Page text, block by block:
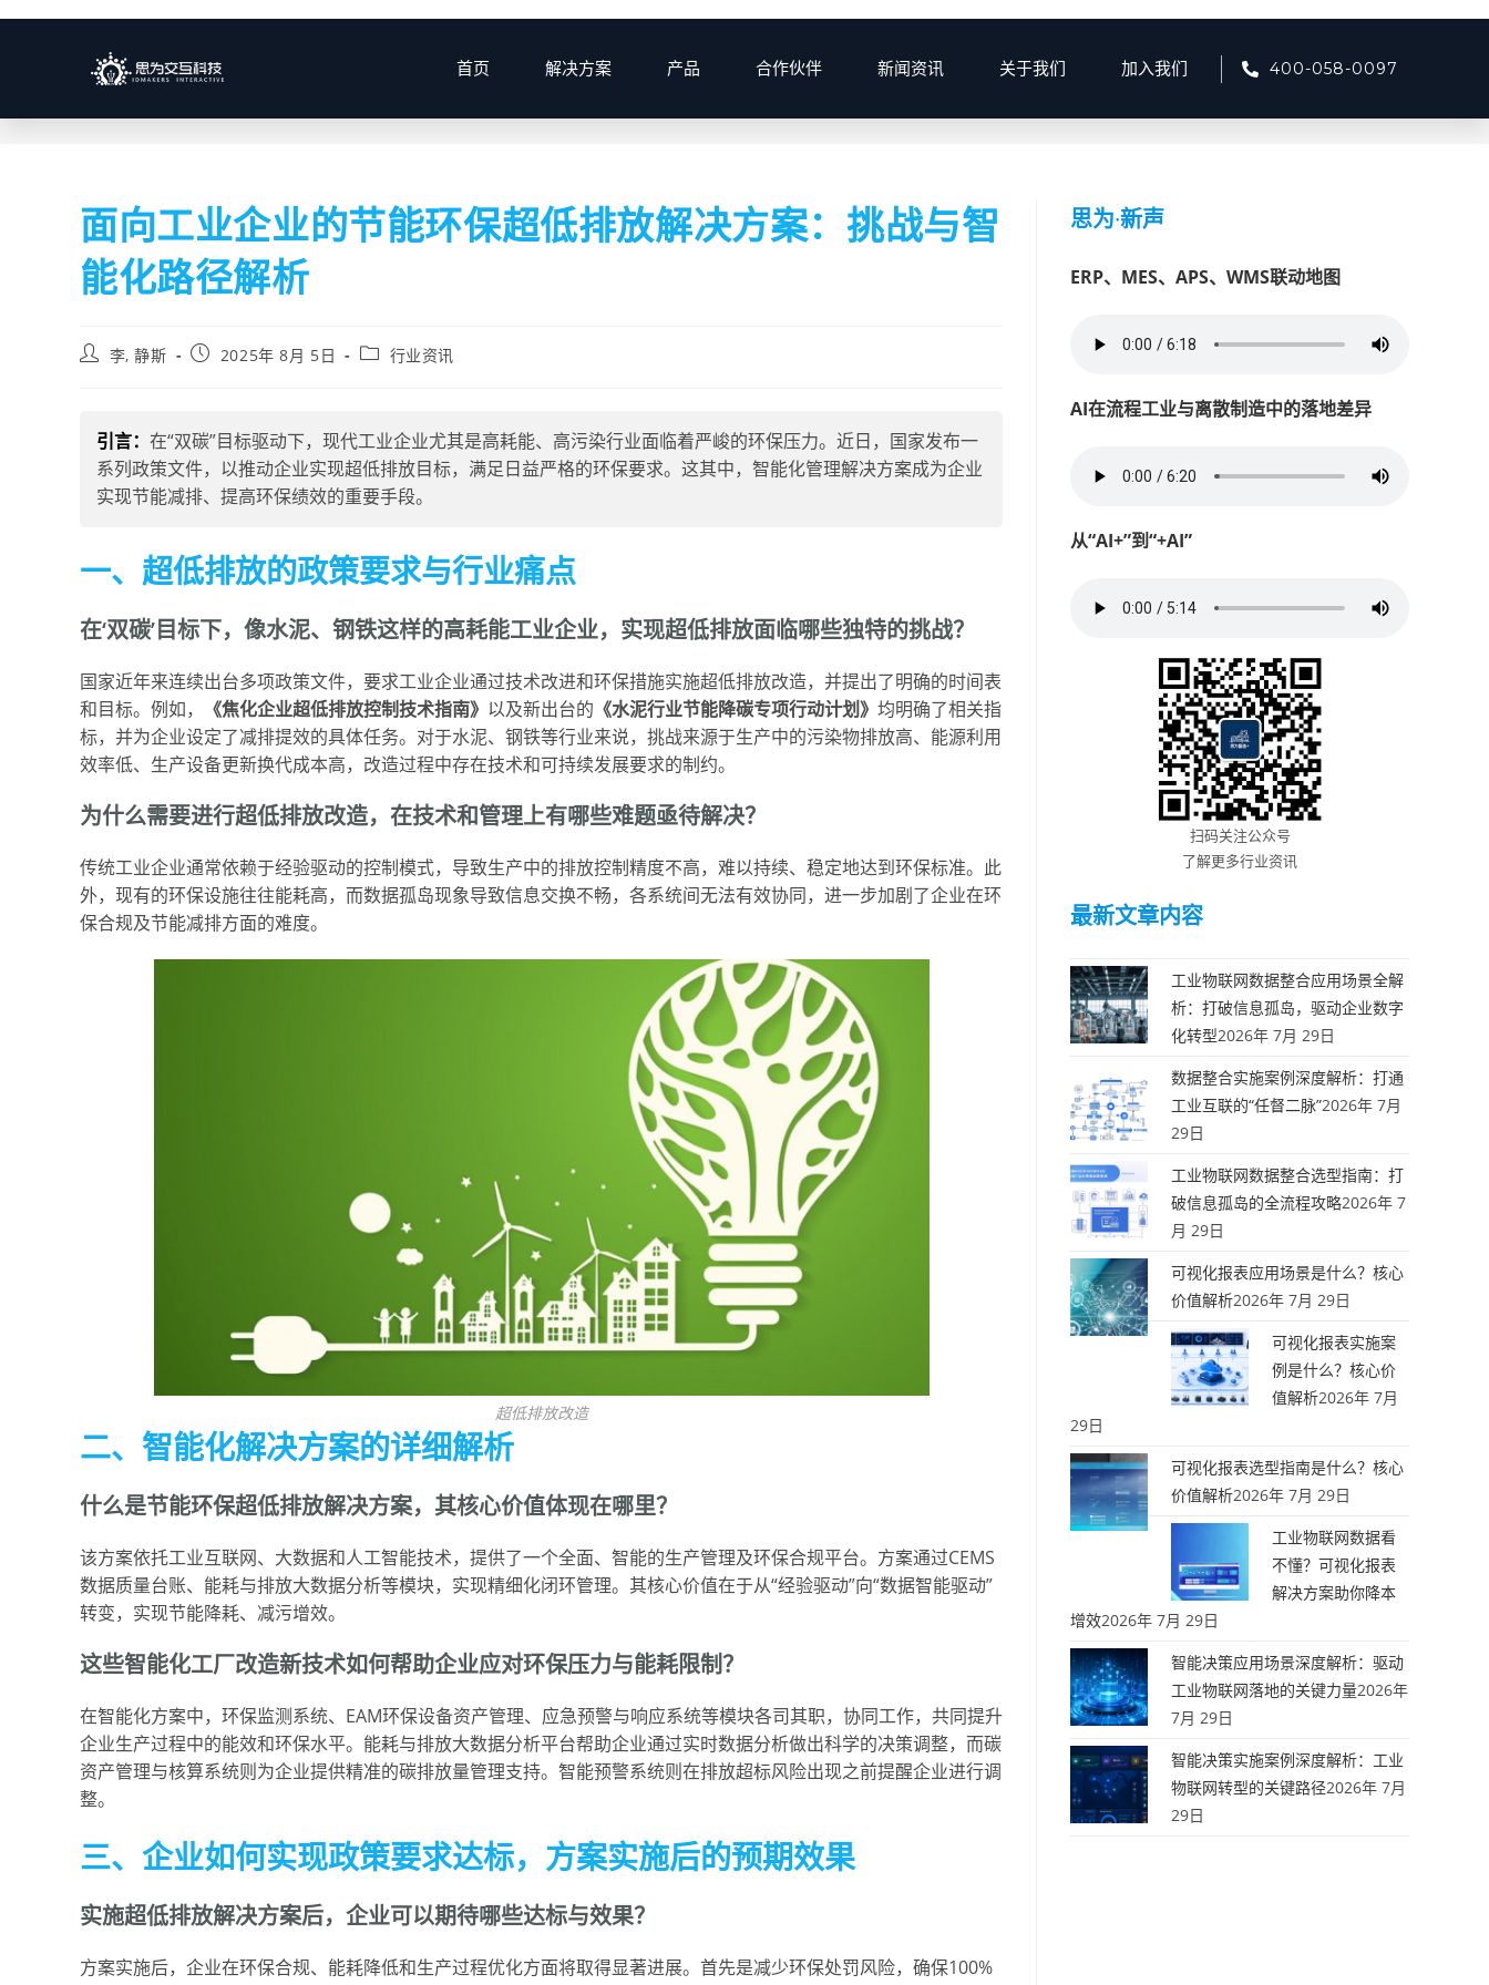
首页 解决方案 产品 合作伙伴 新闻资讯 关于我们 加入我们 400-058-0097
博客 > 2025 > 5 > 行业资讯 面向工业企业的节能环保超低排放解决方案：挑战与智能化路径解析
面向工业企业的节能环保超低排放解决方案：挑战与智
能化路径解析
李, 静斯 2025年 8月 5日 行业资讯
引言： 在“双碳”目标驱动下，现代工业企业尤其是高耗能、高污染行业面临着严峻的环保压力。近日，国家发布一
系列政策文件，以推动企业实现超低排放目标，满足日益严格的环保要求。这其中，智能化管理解决方案成为企业
实现节能减排、提高环保绩效的重要手段。
一、超低排放的政策要求与行业痛点
在‘双碳’目标下，像水泥、钢铁这样的高耗能工业企业，实现超低排放面临哪些独特的挑战？
国家近年来连续出台多项政策文件，要求工业企业通过技术改进和环保措施实施超低排放改造，并提出了明确的时间表
和目标。例如，
《焦化企业超低排放控制技术指南》 以及新出台的 《水泥行业节能降碳专项行动计划》 均明确了相关指
标，并为企业设定了减排提效的具体任务。对于水泥、钢铁等行业来说，挑战来源于生产中的污染物排放高、能源利用
效率低、生产设备更新换代成本高，改造过程中存在技术和可持续发展要求的制约。
为什么需要进行超低排放改造，在技术和管理上有哪些难题亟待解决？
传统工业企业通常依赖于经验驱动的控制模式，导致生产中的排放控制精度不高，难以持续、稳定地达到环保标准。此
外，现有的环保设施往往能耗高，而数据孤岛现象导致信息交换不畅，各系统间无法有效协同，进一步加剧了企业在环
保合规及节能减排方面的难度。
超低排放改造
二、智能化解决方案的详细解析
什么是节能环保超低排放解决方案，其核心价值体现在哪里？
该方案依托工业互联网、大数据和人工智能技术，提供了一个全面、智能的生产管理及环保合规平台。方案通过CEMS
数据质量台账、能耗与排放大数据分析等模块，实现精细化闭环管理。其核心价值在于从“经验驱动”向“数据智能驱动”
转变，实现节能降耗、减污增效。
这些智能化工厂改造新技术如何帮助企业应对环保压力与能耗限制？
在智能化方案中，环保监测系统、EAM环保设备资产管理、应急预警与响应系统等模块各司其职，协同工作，共同提升
企业生产过程中的能效和环保水平。能耗与排放大数据分析平台帮助企业通过实时数据分析做出科学的决策调整，而碳
资产管理与核算系统则为企业提供精准的碳排放量管理支持。智能预警系统则在排放超标风险出现之前提醒企业进行调
整。
三、企业如何实现政策要求达标，方案实施后的预期效果
实施超低排放解决方案后，企业可以期待哪些达标与效果？
方案实施后，企业在环保合规、能耗降低和生产过程优化方面将取得显著进展。首先是减少环保处罚风险，确保100%
思为·新声
ERP、MES、APS、WMS联动地图
AI在流程工业与离散制造中的落地差异
从“AI+”到“+AI”
扫码关注公众号
了解更多行业资讯
最新文章内容
工业物联网数据整合应用场景全解
析：打破信息孤岛，驱动企业数字
化转型2026年 7月 29日
数据整合实施案例深度解析：打通
工业互联的“任督二脉”2026年 7月
29日
工业物联网数据整合选型指南：打
破信息孤岛的全流程攻略2026年 7
月 29日
可视化报表应用场景是什么？核心
价值解析2026年 7月 29日
可视化报表实施案
例是什么？核心价
值解析2026年 7月
29日
可视化报表选型指南是什么？核心
价值解析2026年 7月 29日
工业物联网数据看
不懂？可视化报表
解决方案助你降本
增效2026年 7月 29日
智能决策应用场景深度解析：驱动
工业物联网落地的关键力量2026年
7月 29日
智能决策实施案例深度解析：工业
物联网转型的关键路径2026年 7月
29日